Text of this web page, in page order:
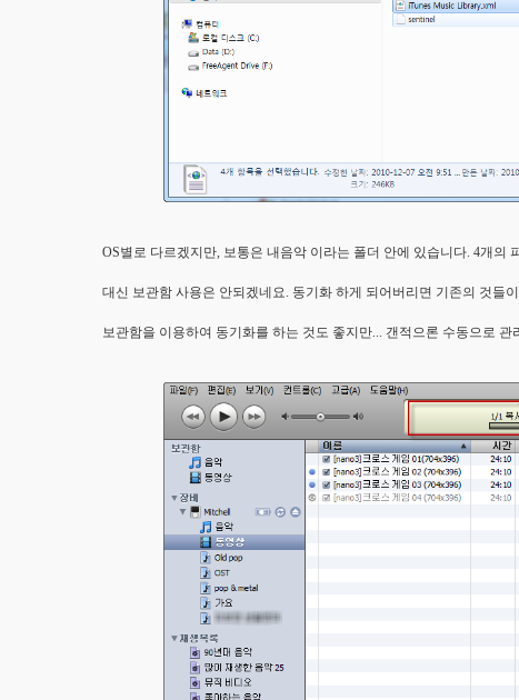
OS별로 다르겠지만, 보통은 내음악 이라는 폴더 안에 있습니다. 4개의
대신 보관함 사용은 안되겠네요. 동기화 하게 되어버리면 기존의 것들
보관함을 이용하여 동기화를 하는 것도 좋지만... 갠적으론 수동으로 관